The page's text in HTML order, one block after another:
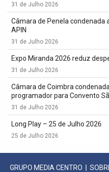
31 de Julho 2026
Câmara de Penela condenada
APIN
31 de Julho 2026
Expo Miranda 2026 reduz
31 de Julho 2026
Câmara de Coimbra
programador para Convento
31 de Julho 2026
Long Play – 25 de Julho 2026
25 de Julho 2026
GRUPO MEDIA CENTRO